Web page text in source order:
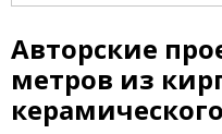
Авторские
метров из